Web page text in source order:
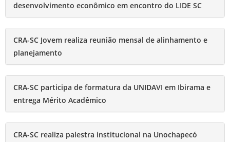
desenvolvimento econômico em encontro do LIDE SC
CRA-SC Jovem realiza reunião mensal de alinhamento e
planejamento
CRA-SC participa de formatura da UNIDAVI em Ibirama e
entrega Mérito Acadêmico
CRA-SC realiza palestra institucional na Unochapecó